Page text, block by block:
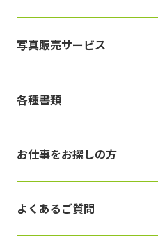
写真販売サービス
各種書類
お仕事をお探しの方
よくあるご質問